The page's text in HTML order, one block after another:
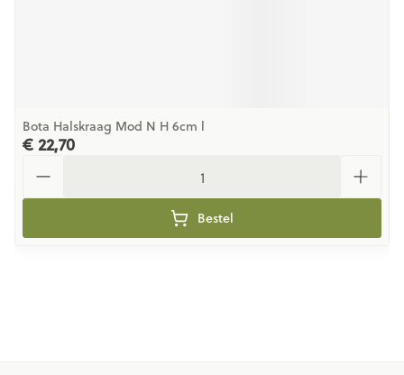
Bota Halskraag Mod N H 6cm l
€ 22,70
Bestel